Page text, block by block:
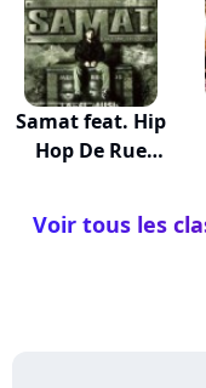
Samat feat. Hip
Hop De Rue
Voir tous les